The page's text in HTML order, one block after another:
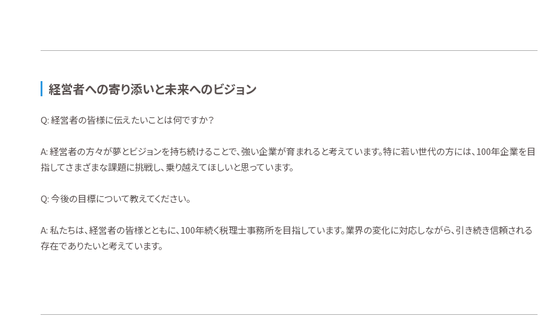
経営者への寄り添いと未来へのビジョン
Q: 経営者の皆様に伝えたいことは何ですか？
A: 経営者の方々が夢とビジョンを持ち続けることで、強い企業が育まれると考えています。特に若い世代の方には、100年企業を目
指してさまざまな課題に挑戦し、乗り越えてほしいと思っています。
Q: 今後の目標について教えてください。
A: 私たちは、経営者の皆様とともに、100年続く税理士事務所を目指しています。業界の変化に対応しながら、引き続き信頼される
存在でありたいと考えています。